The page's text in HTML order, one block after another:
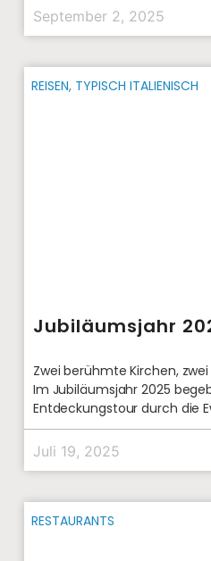
September 2, 2025
REISEN, TYPISCH ITALIENISCH
Jubiläumsjahr
Zwei berühmte Kirchen,
Im Jubiläumsjahr 2025
Entdeckungstour durch die
Juli 19, 2025
RESTAURANTS